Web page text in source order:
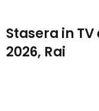
Stasera in
2026, Rai